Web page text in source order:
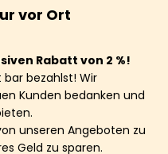
vor Ort
Rabatt von 2 %!
bar bezahlst! Wir
Kunden bedanken und
unseren Angeboten zu
Geld zu sparen.